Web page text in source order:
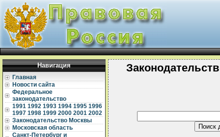
Навигация
Главная
Новости сайта
Федеральное
законодательство
1991 1992 1993 1994 1995 1996
1997 1998 1999 2000 2001 2002
Законодательство Москвы
Московская область
Санкт-Петербург и